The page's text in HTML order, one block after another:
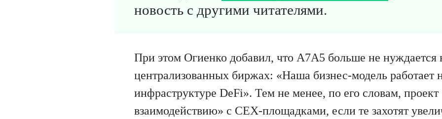
новость с другими читателями.
При этом Огиенко добавил, что A7A5 больше не нуждается
централизованных биржах: «Наша бизнес-модель работает
инфраструктуре DeFi». Тем не менее, по его словам, проект
взаимодействию» с CEX-площадками, если те захотят